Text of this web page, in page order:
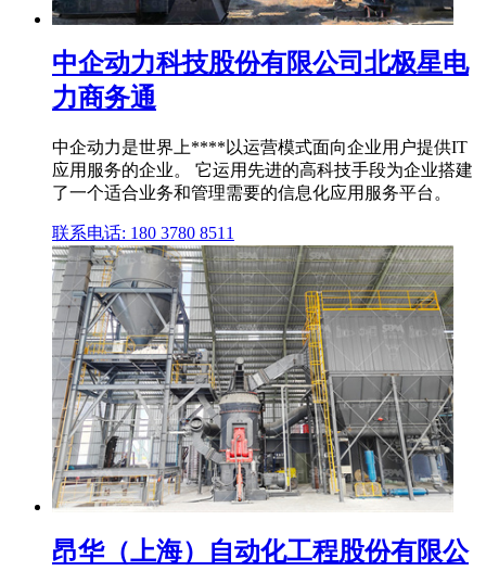
中企动力科技股份有限公司北极星电
力商务通
中企动力是世界上****以运营模式面向企业用户提供IT
应用服务的企业。 它运用先进的高科技手段为企业搭建
了一个适合业务和管理需要的信息化应用服务平台。
联系电话: 180 3780 8511
昂华（上海）自动化工程股份有限公